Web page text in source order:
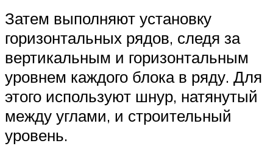
Затем выполняют установку
горизонтальных рядов, следя за
вертикальным и горизонтальным
уровнем каждого блока в ряду. Для
этого используют шнур, натянутый
между углами, и строительный
уровень.